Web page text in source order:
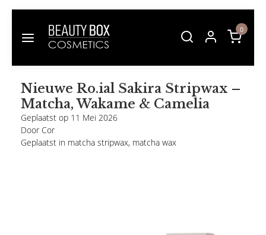
0
Nieuwe Ro.ial Sakira Stripwax –
Matcha, Wakame & Camelia
Geplaatst op 11 Mei 2026
Door Cor
Geplaatst in matcha stripwax, matcha wax